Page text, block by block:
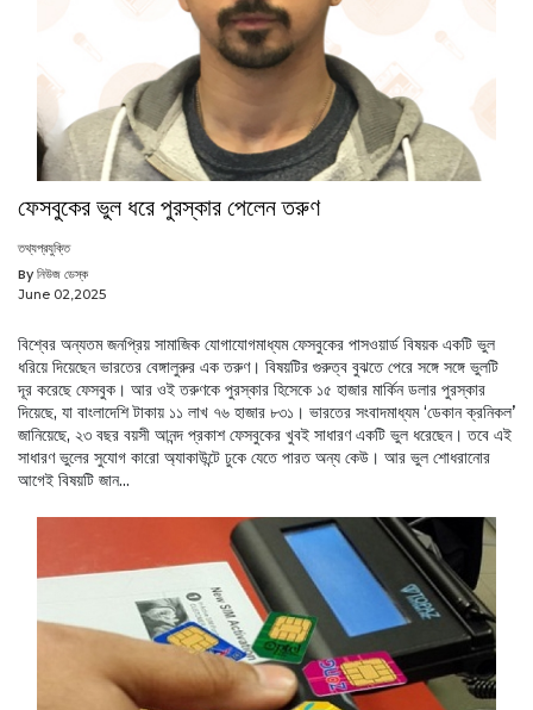
ফেসবুকের ভুল ধরে পুরস্কার পেলেন তরুণ
তথ্যপ্রযুক্তি
By নিউজ ডেস্ক
June 02,2025
বিশ্বের অন্যতম জনপ্রিয় সামাজিক যোগাযোগমাধ্যম ফেসবুকের পাসওয়ার্ড বিষয়ক একটি ভুল
ধরিয়ে দিয়েছেন ভারতের বেঙ্গালুরুর এক তরুণ। বিষয়টির গুরুত্ব বুঝতে পেরে সঙ্গে সঙ্গে ভুলটি
দূর করেছে ফেসবুক। আর ওই তরুণকে পুরস্কার হিসেকে ১৫ হাজার মার্কিন ডলার পুরস্কার
দিয়েছে, যা বাংলাদেশি টাকায় ১১ লাখ ৭৬ হাজার ৮৩১। ভারতের সংবাদমাধ্যম ‘ডেকান ক্রনিকল’
জানিয়েছে, ২৩ বছর বয়সী আনন্দ প্রকাশ ফেসবুকের খুবই সাধারণ একটি ভুল ধরেছেন। তবে এই
সাধারণ ভুলের সুযোগ কারো অ্যাকাউন্টে ঢুকে যেতে পারত অন্য কেউ। আর ভুল শোধরানোর
আগেই বিষয়টি জান...